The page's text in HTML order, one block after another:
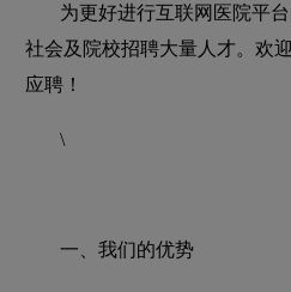
为更好进行互联网医院平
社会及院校招聘大量人才。欢
应聘！
\
一、我们的优势